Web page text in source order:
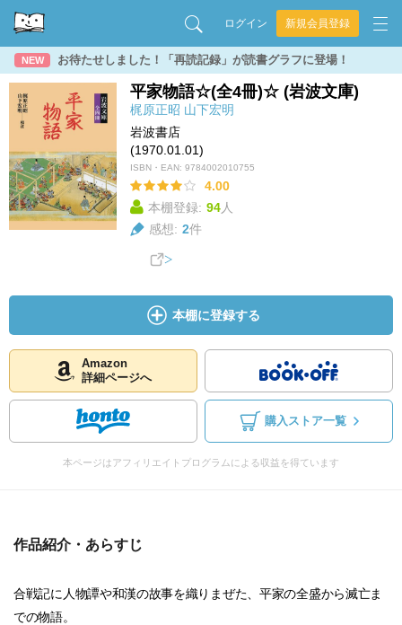
ログイン 新規会員登録
NEW お待たせしました！「再読記録」が読書グラフに登場！
平家物語☆(全4冊)☆ (岩波文庫)
梶原正昭 山下宏明
岩波書店
(1970.01.01)
ISBN・EAN: 9784002010755
4.00
本棚登録: 94人
感想: 2件
本棚に登録する
Amazon
詳細ページへ
購入ストア一覧
本ページはアフィリエイトプログラムによる収益を得ています
作品紹介・あらすじ
合戦記に人物譚や和漢の故事を織りまぜた、平家の全盛から滅亡ま
での物語。